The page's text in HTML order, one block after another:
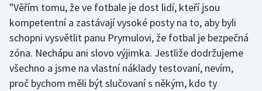
Short track
Sportovní střelba
Stolní tenis
"Věřím tomu, že ve fotbale je dost lidí, kteří jsou
kompetentní a zastávají vysoké posty na to, aby byli
schopni vysvětlit panu Prymulovi, že fotbal je bezpečná
zóna. Nechápu ani slovo výjimka. Jestliže dodržujeme
všechno a jsme na vlastní náklady testovaní, nevím,
proč bychom měli být slučovaní s někým, kdo ty